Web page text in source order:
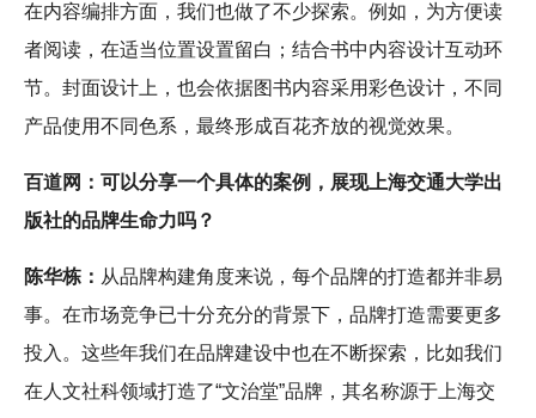
在内容编排方面，我们也做了不少探索。例如，为方便读
者阅读，在适当位置设置留白；结合书中内容设计互动环
节。封面设计上，也会依据图书内容采用彩色设计，不同
产品使用不同色系，最终形成百花齐放的视觉效果。
百道网：可以分享一个具体的案例，展现上海交通大学出
版社的品牌生命力吗？
陈华栋： 从品牌构建角度来说，每个品牌的打造都并非易
事。在市场竞争已十分充分的背景下，品牌打造需要更多
投入。这些年我们在品牌建设中也在不断探索，比如我们
在人文社科领域打造了“文治堂”品牌，其名称源于上海交